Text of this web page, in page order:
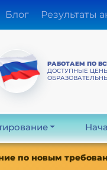
Блог Результаты
РАБОТАЕМ ПО
ДОСТУПНЫЕ
по новым